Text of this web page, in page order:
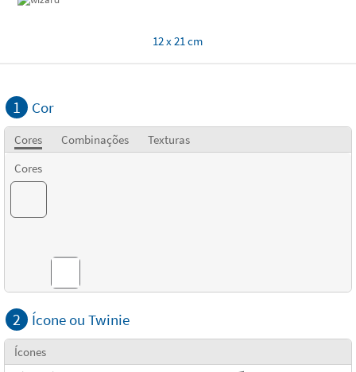
12 x 21 cm
1 Cor
Cores Combinações
Texturas
Cores
Combinações
2 Ícone ou Twinie
Ícones